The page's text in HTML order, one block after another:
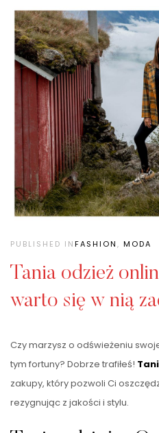
PUBLISHED INFASHION, MODA
Tania odzież
warto się w nią
Czy marzysz o odświeżeniu
tym fortuny? Dobrze trafiłeś!
zakupy, który pozwoli Ci
rezygnując z jakości i stylu.